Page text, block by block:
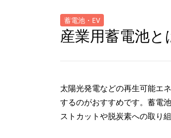
蓄電池・EV
産業用蓄電池
太陽光発電などの再生可能エ
するのがおすすめです。蓄電
ストカットや脱炭素への取り